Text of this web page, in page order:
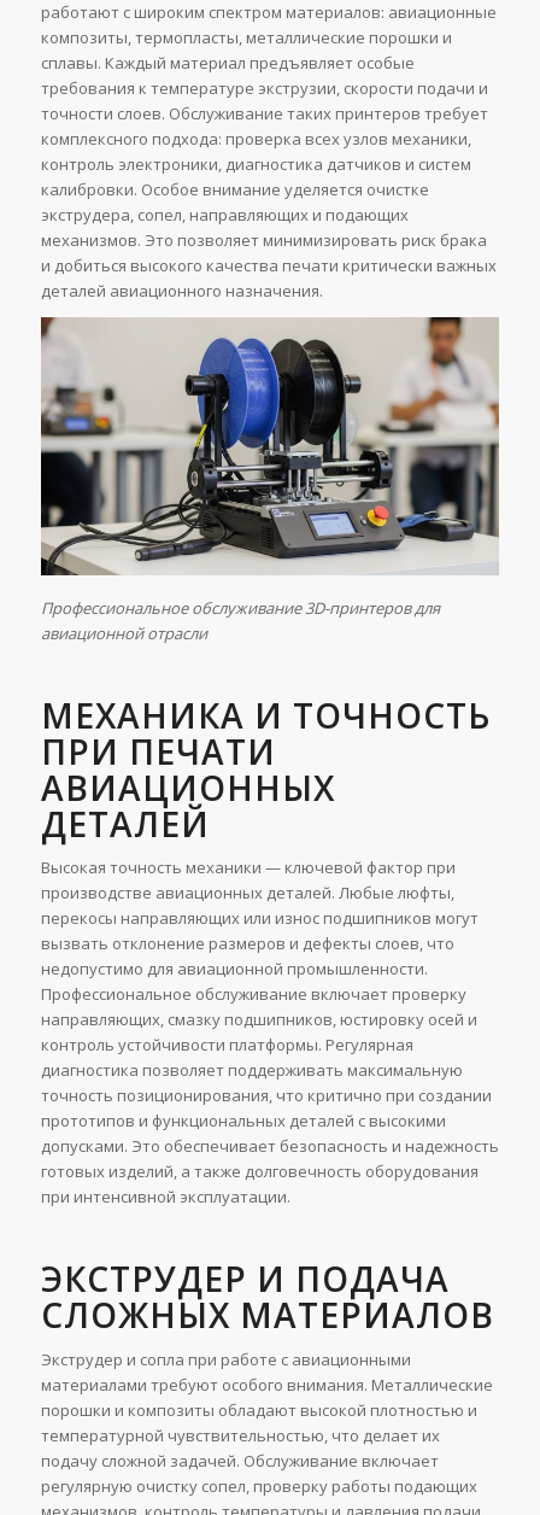
работают с широким спектром материалов: авиационные
композиты, термопласты, металлические порошки и
сплавы. Каждый материал предъявляет особые
требования к температуре экструзии, скорости подачи и
точности слоев. Обслуживание таких принтеров требует
комплексного подхода: проверка всех узлов механики,
контроль электроники, диагностика датчиков и систем
калибровки. Особое внимание уделяется очистке
экструдера, сопел, направляющих и подающих
механизмов. Это позволяет минимизировать риск брака
и добиться высокого качества печати критически важных
деталей авиационного назначения.
Профессиональное обслуживание 3D-принтеров для
авиационной отрасли
МЕХАНИКА И ТОЧНОСТЬ
ПРИ ПЕЧАТИ
АВИАЦИОННЫХ
ДЕТАЛЕЙ
Высокая точность механики — ключевой фактор при
производстве авиационных деталей. Любые люфты,
перекосы направляющих или износ подшипников могут
вызвать отклонение размеров и дефекты слоев, что
недопустимо для авиационной промышленности.
Профессиональное обслуживание включает проверку
направляющих, смазку подшипников, юстировку осей и
контроль устойчивости платформы. Регулярная
диагностика позволяет поддерживать максимальную
точность позиционирования, что критично при создании
прототипов и функциональных деталей с высокими
допусками. Это обеспечивает безопасность и надежность
готовых изделий, а также долговечность оборудования
при интенсивной эксплуатации.
ЭКСТРУДЕР И ПОДАЧА
СЛОЖНЫХ МАТЕРИАЛОВ
Экструдер и сопла при работе с авиационными
материалами требуют особого внимания. Металлические
порошки и композиты обладают высокой плотностью и
температурной чувствительностью, что делает их
подачу сложной задачей. Обслуживание включает
регулярную очистку сопел, проверку работы подающих